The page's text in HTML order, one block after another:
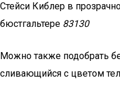
Стейси Киблер в
бюстгальтере 83130
Можно также подобрать
сливающийся с цветом